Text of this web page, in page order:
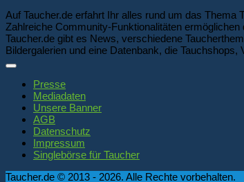
Auf Taucher.de erfahrt Ihr alles rund um das Thema
Zahlreiche Community-Funktionalitäten
Taucher.de gibt es News, verschiedene
Bildergalerien und eine Datenbank, die Tauchshops,
Presse
Mediadaten
Unsere Banner
AGB
Datenschutz
Impressum
Singlebörse für Taucher
Taucher.de © 2013 - 2026. Alle Rechte vorbehalten.